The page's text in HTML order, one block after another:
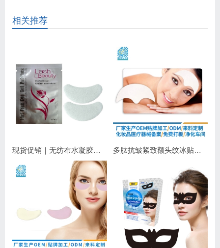
相关推荐
现货促销｜无纺布水凝胶睫毛眼贴 嫁接睫毛专用 补水保湿不干扰操作 多肽抗皱紧致额头纹冰贴｜淡化抬头纹紧致显年轻